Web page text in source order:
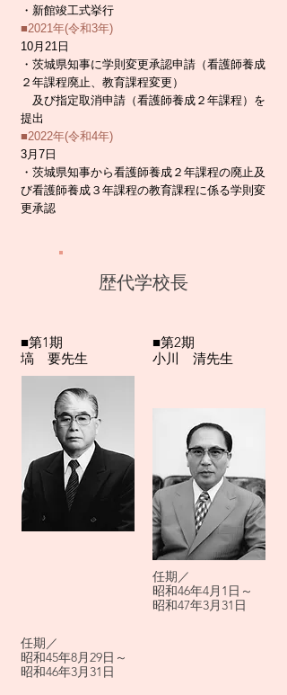
・新館竣工式挙行
■2021年(令和3年)
10月21日
・茨城県知事に学則変更承認申請（看護師養成
２年課程廃止、教育課程変更）
及び指定取消申請（看護師養成２年課程）を
提出
■2022年(令和4年)
3月7日
​・茨城県知事から看護師養成２年課程の廃止及
び看護師養成３年課程の教育課程に係る学則変
更承認
歴代学校長
■第1期
塙 要先生
■第2期
​小川 清先生
任期／
昭和46年4月1日～
昭和47年3月31日
​任期／
昭和45年8月29日～
昭和46年3月31日